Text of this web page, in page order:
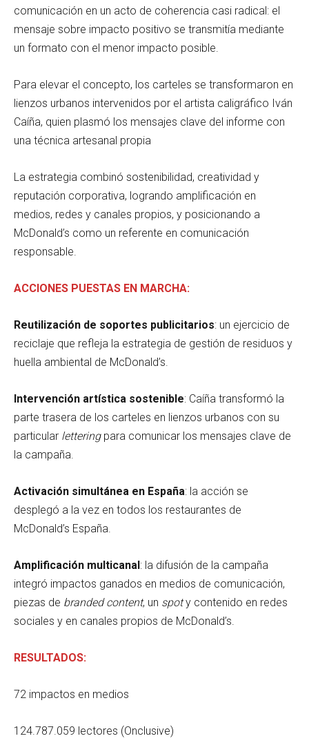
comunicación en un acto de coherencia casi radical: el
mensaje sobre impacto positivo se transmitía mediante
un formato con el menor impacto posible.
Para elevar el concepto, los carteles se transformaron en
lienzos urbanos intervenidos por el artista caligráfico Iván
Caíña, quien plasmó los mensajes clave del informe con
una técnica artesanal propia
La estrategia combinó sostenibilidad, creatividad y
reputación corporativa, logrando amplificación en
medios, redes y canales propios, y posicionando a
McDonald’s como un referente en comunicación
responsable.
ACCIONES PUESTAS EN MARCHA:
Reutilización de soportes publicitarios: un ejercicio de
reciclaje que refleja la estrategia de gestión de residuos y
huella ambiental de McDonald’s.
Intervención artística sostenible: Caíña transformó la
parte trasera de los carteles en lienzos urbanos con su
particular letteringpara comunicar los mensajes clave de
la campaña.
Activación simultánea en España: la acción se
desplegó a la vez en todos los restaurantes de
McDonald’s España.
Amplificación multicanal : la difusión de la campaña
integró impactos ganados en medios de comunicación,
piezas de branded content, un spoty contenido en redes
sociales y en canales propios de McDonald’s.
RESULTADOS:
72 impactos en medios
124.787.059 lectores (Onclusive)